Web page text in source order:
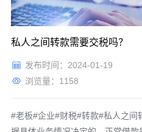
私人之间转款需要交税吗？
发布时间：2024-01-19
浏览量：1158
#老板#企业#财税#转款#私人之间